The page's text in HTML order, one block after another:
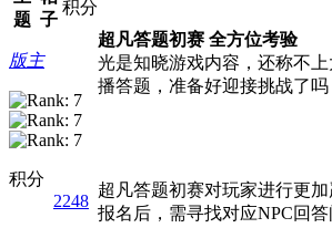
题 子
积分
版主
积分
2248
超凡答题初赛 全方位考验
光是知晓游戏内容，还称不
播答题，准备好迎接挑战了吗
超凡答题初赛对玩家进行更
报名后，需寻找对应NPC回